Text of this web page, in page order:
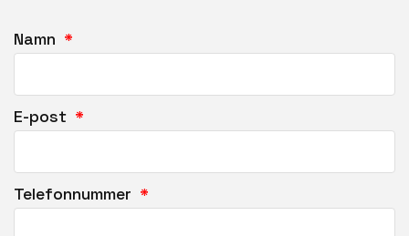
Namn
E-post
Telefonnummer